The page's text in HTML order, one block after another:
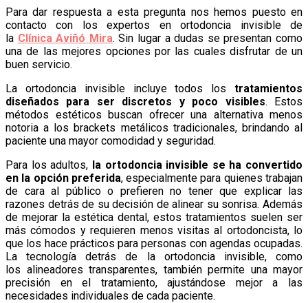
Para dar respuesta a esta pregunta nos hemos puesto en
contacto con los expertos en ortodoncia invisible de
la Clínica Aviñó Mira. Sin lugar a dudas se presentan como
una de las mejores opciones por las cuales disfrutar de un
buen servicio.
La ortodoncia invisible incluye todos los tratamientos
diseñados para ser discretos y poco visibles. Estos
métodos estéticos buscan ofrecer una alternativa menos
notoria a los brackets metálicos tradicionales, brindando al
paciente una mayor comodidad y seguridad.
Para los adultos, la ortodoncia invisible se ha convertido
en la opción preferida, especialmente para quienes trabajan
de cara al público o prefieren no tener que explicar las
razones detrás de su decisión de alinear su sonrisa. Además
de mejorar la estética dental, estos tratamientos suelen ser
más cómodos y requieren menos visitas al ortodoncista, lo
que los hace prácticos para personas con agendas ocupadas.
La tecnología detrás de la ortodoncia invisible, como
los alineadores transparentes, también permite una mayor
precisión en el tratamiento, ajustándose mejor a las
necesidades individuales de cada paciente.